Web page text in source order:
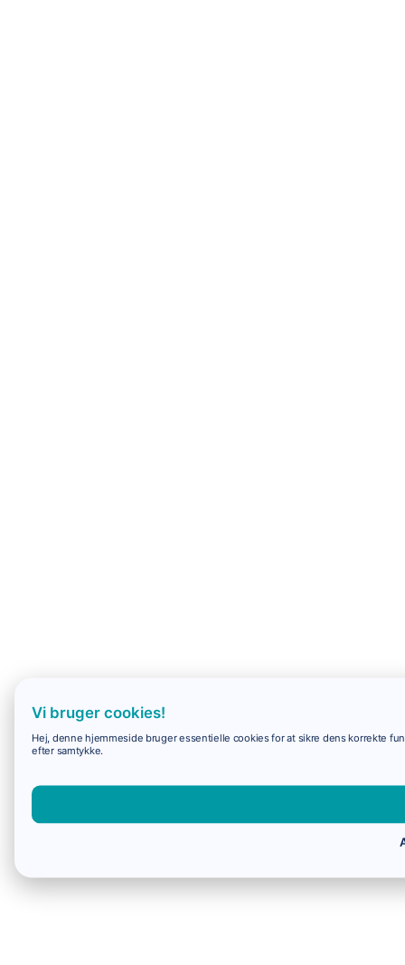
Vi bruger cookies!
Hej, denne hjemmeside bruger essentielle cookies for at sikre dens korrekte
efter samtykke.